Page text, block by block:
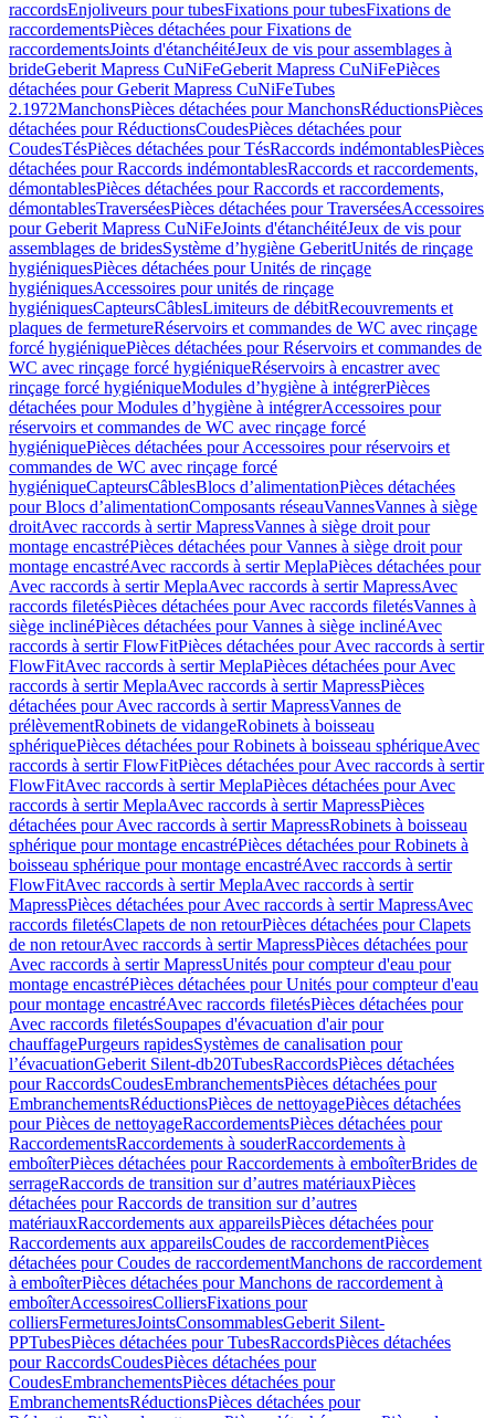
raccordsEnjoliveurs pour tubesFixations pour tubesFixations de
raccordementsPièces détachées pour Fixations de
raccordementsJoints d'étanchéitéJeux de vis pour assemblages à
brideGeberit Mapress CuNiFeGeberit Mapress CuNiFePièces
détachées pour Geberit Mapress CuNiFeTubes
2.1972ManchonsPièces détachées pour ManchonsRéductionsPièces
détachées pour RéductionsCoudesPièces détachées pour
CoudesTésPièces détachées pour TésRaccords indémontablesPièces
détachées pour Raccords indémontablesRaccords et raccordements,
démontablesPièces détachées pour Raccords et raccordements,
démontablesTraverséesPièces détachées pour TraverséesAccessoires
pour Geberit Mapress CuNiFeJoints d'étanchéitéJeux de vis pour
assemblages de bridesSystème d’hygiène GeberitUnités de rinçage
hygiéniquesPièces détachées pour Unités de rinçage
hygiéniquesAccessoires pour unités de rinçage
hygiéniquesCapteursCâblesLimiteurs de débitRecouvrements et
plaques de fermetureRéservoirs et commandes de WC avec rinçage
forcé hygiéniquePièces détachées pour Réservoirs et commandes de
WC avec rinçage forcé hygiéniqueRéservoirs à encastrer avec
rinçage forcé hygiéniqueModules d’hygiène à intégrerPièces
détachées pour Modules d’hygiène à intégrerAccessoires pour
réservoirs et commandes de WC avec rinçage forcé
hygiéniquePièces détachées pour Accessoires pour réservoirs et
commandes de WC avec rinçage forcé
hygiéniqueCapteursCâblesBlocs d’alimentationPièces détachées
pour Blocs d’alimentationComposants réseauVannesVannes à siège
droitAvec raccords à sertir MapressVannes à siège droit pour
montage encastréPièces détachées pour Vannes à siège droit pour
montage encastréAvec raccords à sertir MeplaPièces détachées pour
Avec raccords à sertir MeplaAvec raccords à sertir MapressAvec
raccords filetésPièces détachées pour Avec raccords filetésVannes à
siège inclinéPièces détachées pour Vannes à siège inclinéAvec
raccords à sertir FlowFitPièces détachées pour Avec raccords à sertir
FlowFitAvec raccords à sertir MeplaPièces détachées pour Avec
raccords à sertir MeplaAvec raccords à sertir MapressPièces
détachées pour Avec raccords à sertir MapressVannes de
prélèvementRobinets de vidangeRobinets à boisseau
sphériquePièces détachées pour Robinets à boisseau sphériqueAvec
raccords à sertir FlowFitPièces détachées pour Avec raccords à sertir
FlowFitAvec raccords à sertir MeplaPièces détachées pour Avec
raccords à sertir MeplaAvec raccords à sertir MapressPièces
détachées pour Avec raccords à sertir MapressRobinets à boisseau
sphérique pour montage encastréPièces détachées pour Robinets à
boisseau sphérique pour montage encastréAvec raccords à sertir
FlowFitAvec raccords à sertir MeplaAvec raccords à sertir
MapressPièces détachées pour Avec raccords à sertir MapressAvec
raccords filetésClapets de non retourPièces détachées pour Clapets
de non retourAvec raccords à sertir MapressPièces détachées pour
Avec raccords à sertir MapressUnités pour compteur d'eau pour
montage encastréPièces détachées pour Unités pour compteur d'eau
pour montage encastréAvec raccords filetésPièces détachées pour
Avec raccords filetésSoupapes d'évacuation d'air pour
chauffagePurgeurs rapidesSystèmes de canalisation pour
l’évacuationGeberit Silent-db20TubesRaccordsPièces détachées
pour RaccordsCoudesEmbranchementsPièces détachées pour
EmbranchementsRéductionsPièces de nettoyagePièces détachées
pour Pièces de nettoyageRaccordementsPièces détachées pour
RaccordementsRaccordements à souderRaccordements à
emboîterPièces détachées pour Raccordements à emboîterBrides de
serrageRaccords de transition sur d’autres matériauxPièces
détachées pour Raccords de transition sur d’autres
matériauxRaccordements aux appareilsPièces détachées pour
Raccordements aux appareilsCoudes de raccordementPièces
détachées pour Coudes de raccordementManchons de raccordement
à emboîterPièces détachées pour Manchons de raccordement à
emboîterAccessoiresColliersFixations pour
colliersFermeturesJointsConsommablesGeberit Silent-
PPTubesPièces détachées pour TubesRaccordsPièces détachées
pour RaccordsCoudesPièces détachées pour
CoudesEmbranchementsPièces détachées pour
EmbranchementsRéductionsPièces détachées pour